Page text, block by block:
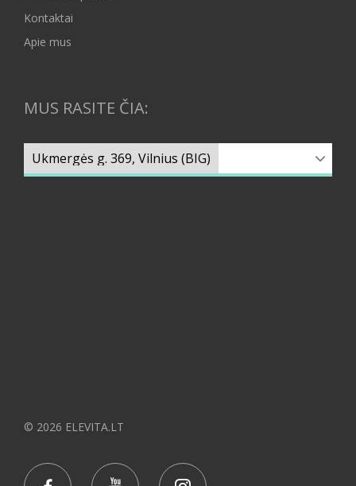
Kontaktai
Apie mus
MUS RASITE ČIA:
© 2026 ELEVITA.LT